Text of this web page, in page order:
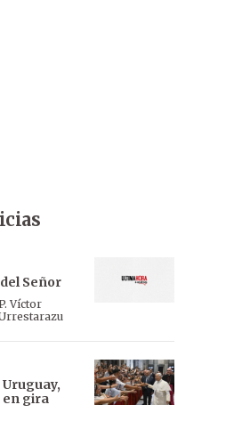
Señor
Víctor
en gira